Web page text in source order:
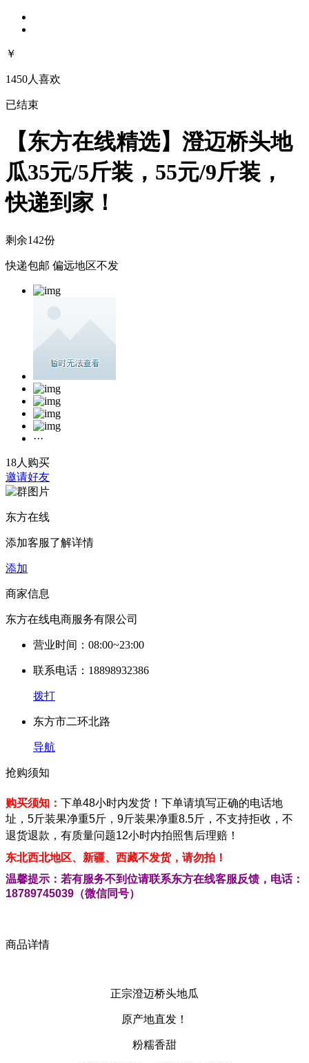
￥
1450人喜欢
已结束
【东方在线精选】澄迈桥头地
瓜35元/5斤装，55元/9斤装，
快递到家！
剩余142份
快递包邮 偏远地区不发
···
18人购买
邀请好友
东方在线
添加客服了解详情
添加
商家信息
东方在线电商服务有限公司
营业时间：08:00~23:00
联系电话：18898932386
拨打
东方市二环北路
导航
抢购须知
购买须知： 下单48小时内发货！下单请填写正确的电话地
址，5斤装果净重5斤，9斤装果净重8.5斤，不支持拒收，不
退货退款，有质量问题12小时内拍照售后理赔！
东北西北地区、新疆、西藏不发货，请勿拍！
温馨提示：若有服务不到位请联系东方在线客服反馈，电话：
18789745039 （微信同号）
商品详情
正宗澄迈桥头地瓜
原产地直发！
粉糯香甜